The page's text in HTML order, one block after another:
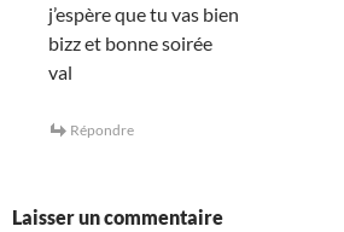
j’espère que tu vas bien
bizz et bonne soirée
val
Répondre
Laisser un commentaire